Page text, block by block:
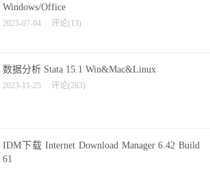
Windows/Office
2025-07-04 评论(13)
数据分析 Stata 15.1 Win&Mac&Linux
2023-11-25 评论(263)
IDM下载 Internet Download Manager 6.42 Build
61